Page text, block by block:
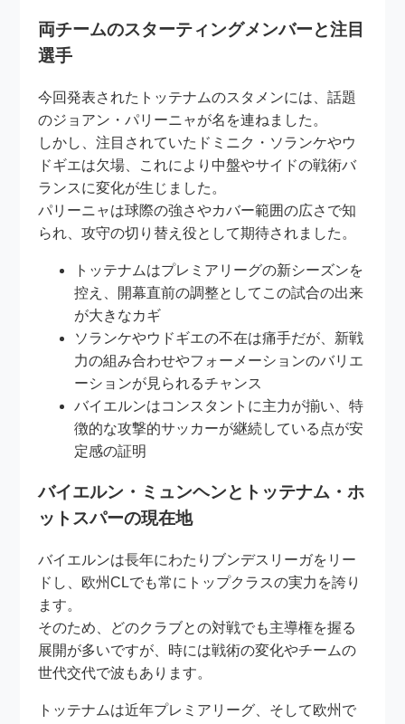
両チームのスターティングメンバーと注目
選手
今回発表されたトッテナムのスタメンには、話題
のジョアン・パリーニャが名を連ねました。
しかし、注目されていたドミニク・ソランケやウ
ドギエは欠場、これにより中盤やサイドの戦術バ
ランスに変化が生じました。
パリーニャは球際の強さやカバー範囲の広さで知
られ、攻守の切り替え役として期待されました。
トッテナムはプレミアリーグの新シーズンを
控え、開幕直前の調整としてこの試合の出来
が大きなカギ
ソランケやウドギエの不在は痛手だが、新戦
力の組み合わせやフォーメーションのバリエ
ーションが見られるチャンス
バイエルンはコンスタントに主力が揃い、特
徴的な攻撃的サッカーが継続している点が安
定感の証明
バイエルン・ミュンヘンとトッテナム・ホ
ットスパーの現在地
バイエルンは長年にわたりブンデスリーガをリー
ドし、欧州CLでも常にトップクラスの実力を誇り
ます。
そのため、どのクラブとの対戦でも主導権を握る
展開が多いですが、時には戦術の変化やチームの
世代交代で波もあります。
トッテナムは近年プレミアリーグ、そして欧州で